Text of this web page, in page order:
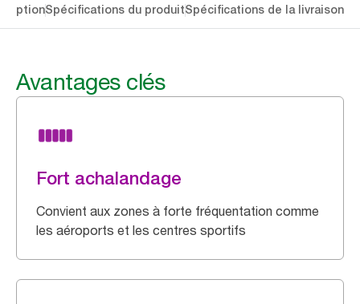
Spécifications du produitSpécifications de la livraison
Avantages clés
Fort achalandage
Convient aux zones à forte fréquentation comme
les aéroports et les centres sportifs